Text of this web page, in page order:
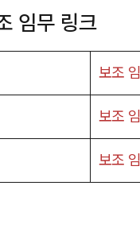
임무 링크
보조
보조
보조